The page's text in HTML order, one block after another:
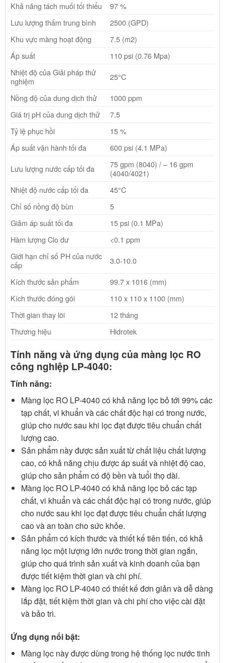
Khả năng tách muối tối thiểu
97 %
Lưu lượng thấm trung bình
2500 (GPD)
Khu vực màng hoạt động
7.5 (m2)
Áp suất
110 psi (0.76 Mpa)
Nhiệt độ của Giải pháp thử
nghiệm
25°C
Nồng độ của dung dịch thử
1000 ppm
Giá trị pH của dung dịch thử
7.5
Tỷ lệ phục hồi
15 %
Áp suất vận hành tối đa
600 psi (4.1 MPa)
Lưu lượng nước cấp tối đa
75 gpm (8040) / – 16 gpm
(4040/4021)
Nhiệt độ nước cấp tối đa
45°C
Chỉ số nồng độ bùn
5
Giảm áp suất tối đa
15 psi (0.1 MPa)
Hàm lượng Clo dư
<0.1 ppm
Giới hạn chỉ số PH của nước
cấp
3.0-10.0
Kích thước sản phẩm
99.7 x 1016 (mm)
Kích thước đóng gói
110 x 110 x 1100 (mm)
Thời gian thay lõi
12 tháng
Thương hiệu
Hidrotek
Tính năng và ứng dụng của màng lọc RO
công nghiệp LP-4040:
Tính năng:
Màng lọc RO LP-4040 có khả năng lọc bỏ tới 99% các
tạp chất, vi khuẩn và các chất độc hại có trong nước,
giúp cho nước sau khi lọc đạt được tiêu chuẩn chất
lượng cao.
Sản phẩm này được sản xuất từ chất liệu chất lượng
cao, có khả năng chịu được áp suất và nhiệt độ cao,
giúp cho sản phẩm có độ bền và tuổi thọ dài.
Màng lọc RO LP-4040 có khả năng lọc bỏ các tạp
chất, vi khuẩn và các chất độc hại có trong nước, giúp
cho nước sau khi lọc đạt được tiêu chuẩn chất lượng
cao và an toàn cho sức khỏe.
Sản phẩm có kích thước và thiết kế tiên tiến, có khả
năng lọc một lượng lớn nước trong thời gian ngắn,
giúp cho quá trình sản xuất và kinh doanh của bạn
được tiết kiệm thời gian và chi phí.
Màng lọc RO LP-4040 có thiết kế đơn giản và dễ dàng
lắp đặt, tiết kiệm thời gian và chi phí cho việc cài đặt
và bảo trì.
Ứng dụng nổi bật:
Màng lọc này được dùng trong hệ thống lọc nước tinh